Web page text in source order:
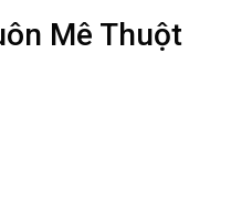
Mê Thuột